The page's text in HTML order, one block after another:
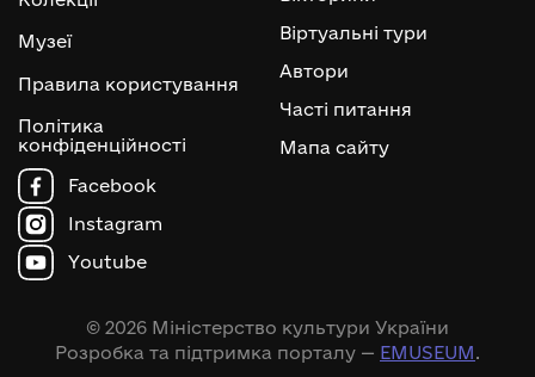
Музеї
Правила користування
Політика
конфіденційності
Віртуальні тури
Автори
Часті питання
Мапа сайту
Facebook
Instagram
Youtube
© 2026 Міністерство культури України
Розробка та підтримка порталу — EMUSEUM.